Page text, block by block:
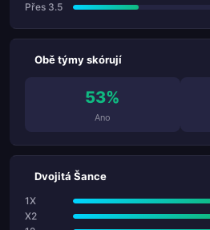
Přes 3.5
Obě týmy skórují
53%
Ano
Dvojitá Šance
1X
X2